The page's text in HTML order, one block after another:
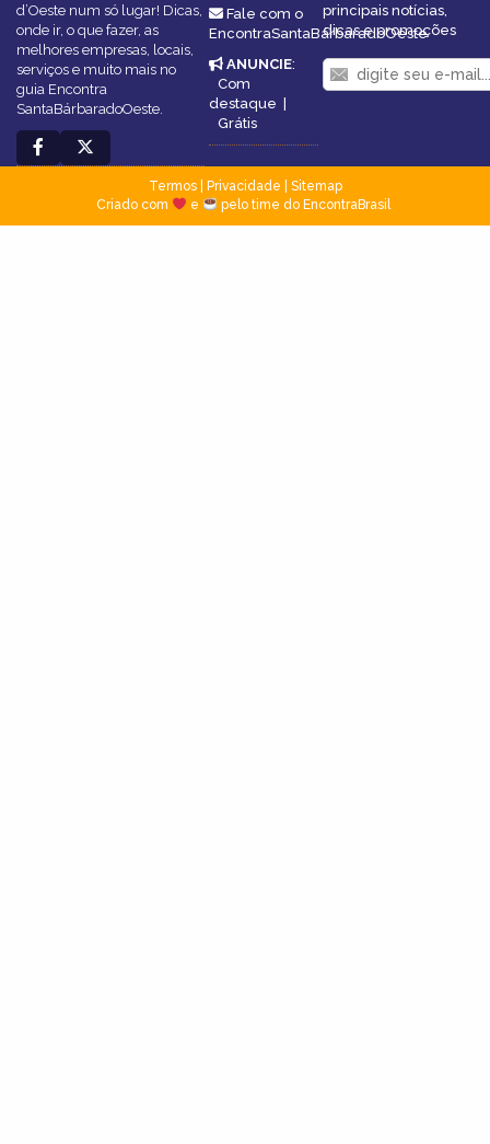
d’Oeste num só lugar! Dicas,
onde ir, o que fazer, as
melhores empresas, locais,
serviços e muito mais no
guia Encontra
SantaBárbaradoOeste.
Fale com o
EncontraSantaBárbaradoOeste
ANUNCIE:
Com
destaque |
Grátis
principais notícias,
dicas e promoções
Termos| Privacidade
Sitemap
Criado com
e pelo time do EncontraBrasil